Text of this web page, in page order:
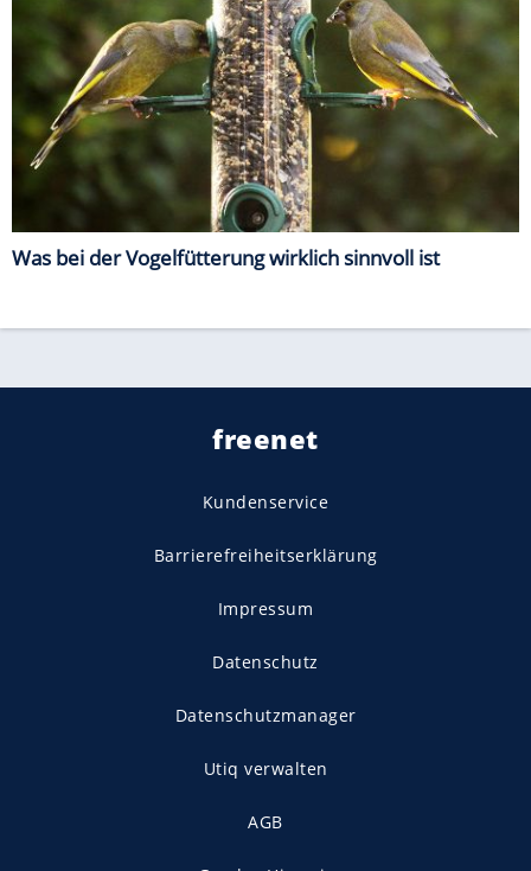
Was bei der Vogelfütterung wirklich sinnvoll ist
freenet
Kundenservice
Barrierefreiheitserklärung
Impressum
Datenschutz
Datenschutzmanager
Utiq verwalten
AGB